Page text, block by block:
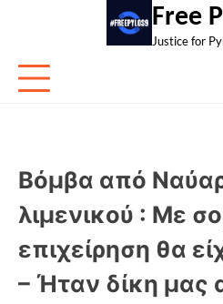
Free
Justice for
Βόμβα από
λιμενικού : Με
επιχείρηση θα
– Ήταν δίκη μας